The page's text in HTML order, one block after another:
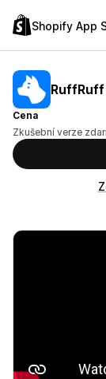
Shopify App
Cena
Zkušební verze